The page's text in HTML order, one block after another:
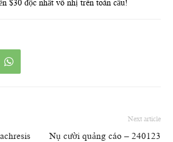
$30 độc nhất vô nhị trên toàn cầu!
Next article
Nụ cười quảng cáo – 240123